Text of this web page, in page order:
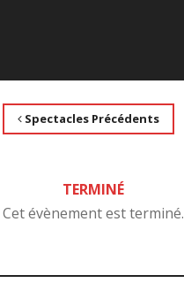
Spectacles Précédents
TERMINÉ
Cet évènement est terminé.